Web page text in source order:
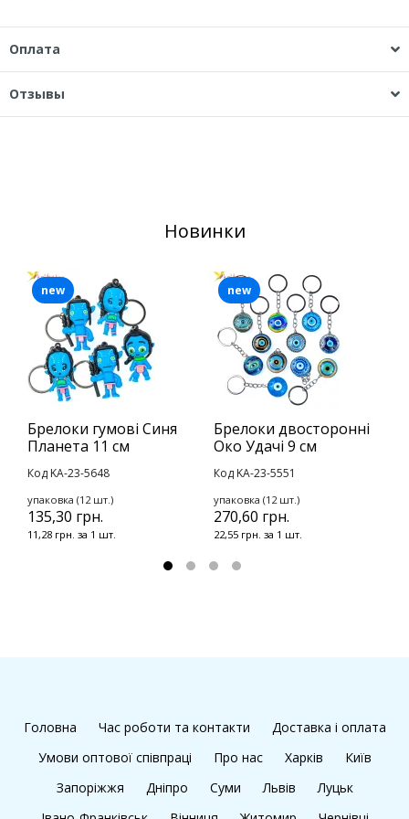
Оплата
Отзывы
Новинки
Брелоки гумові Синя
Планета 11 см
Код KA-23-5648
упаковка (12 шт.)
135,30 грн.
11,28 грн. за 1 шт.
new
Брелоки двосторонні
Око Удачі 9 см
Код KA-23-5551
упаковка (12 шт.)
270,60 грн.
22,55 грн. за 1 шт.
new
Головна Час роботи та контакти
Доставка і оплата
Умови оптової співпраці
Про нас Харків
Київ
Запоріжжя
Дніпро Суми Львів
Луцьк